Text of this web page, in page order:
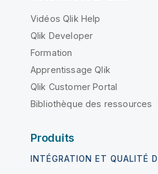
Vidéos Qlik Help
Qlik Developer
Formation
Apprentissage Qlik
Qlik Customer Portal
Bibliothèque des ressources
Produits
INTÉGRATION ET QUALITÉ